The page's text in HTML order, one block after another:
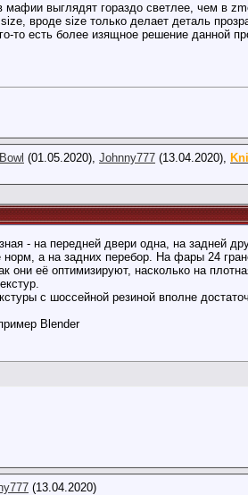
выглядят гораздо светлее, чем в
вроде size только делает деталь
то есть более изящное решение данной
(01.05.2020), Johnny777 (13.04.2020),
- на передней двери одна, на задней
а на задних перебор. На фары 24
её оптимизируют, насколько на
с шоссейной резиной вполне
Blender
(13.04.2020)